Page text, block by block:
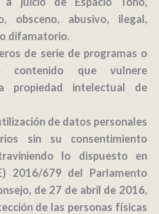
obsceno, abusivo, ilegal,
difamatorio.
de serie de programas o
contenido que vulnere
propiedad intelectual de
de datos personales
sin su consentimiento
lo dispuesto en
2016/679 del Parlamento
de 27 de abril de 2016,
de las personas físicas